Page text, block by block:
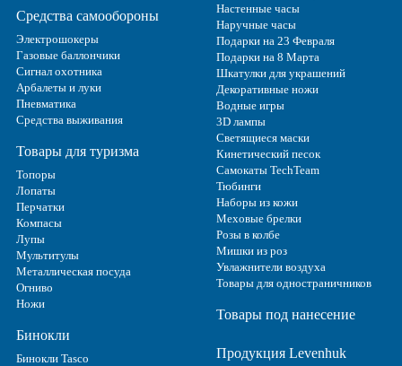
Средства самообороны
Электрошокеры
Газовые баллончики
Сигнал охотника
Арбалеты и луки
Пневматика
Средства выживания
Товары для туризма
Топоры
Лопаты
Перчатки
Компасы
Лупы
Мультитулы
Металлическая посуда
Огниво
Ножи
Бинокли
Бинокли Tasco
Настенные часы
Наручные часы
Подарки на 23 Февраля
Подарки на 8 Марта
Шкатулки для украшений
Декоративные ножи
Водные игры
3D лампы
Светящиеся маски
Кинетический песок
Самокаты TechTeam
Тюбинги
Наборы из кожи
Меховые брелки
Розы в колбе
Мишки из роз
Увлажнители воздуха
Товары для одностраничников
Товары под нанесение
Продукция Levenhuk